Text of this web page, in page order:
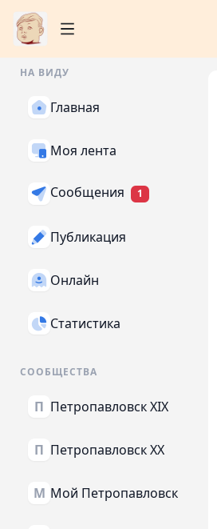
НА ВИДУ
Главная
Моя лента
Сообщения 1
Публикация
Онлайн
Статистика
СООБЩЕСТВА
П Петропавловск XIX
П Петропавловск XX
М Мой Петропавловск